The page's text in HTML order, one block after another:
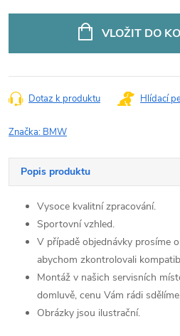
VLOŽIT DO
Dotaz k produktu Hlídací
Značka: BMW
Popis produktu
Vysoce kvalitní zpracování.
Sportovní vzhled.
V případě objednávky prosíme
abychom zkontrolovali
Montáž v našich servisních
domluvě, cenu Vám rádi
Obrázky jsou ilustrační.